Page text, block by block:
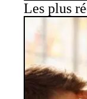
Les plus